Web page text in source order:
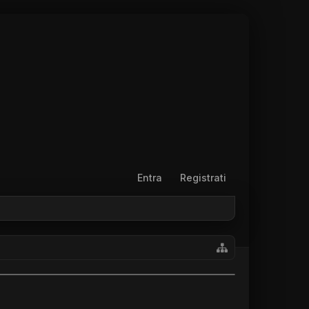
Entra Registrati